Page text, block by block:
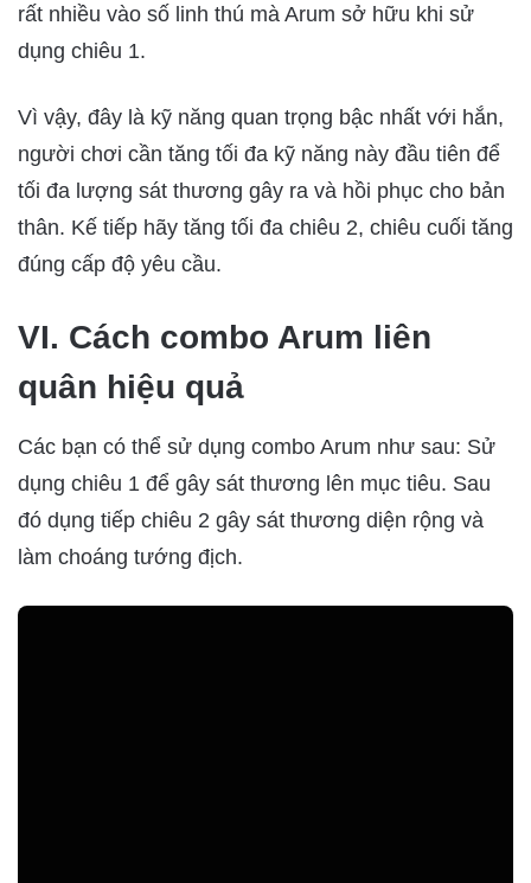
rất nhiều vào số linh thú mà Arum sở hữu khi sử
dụng chiêu 1.
Vì vậy, đây là kỹ năng quan trọng bậc nhất với hắn,
người chơi cần tăng tối đa kỹ năng này đầu tiên để
tối đa lượng sát thương gây ra và hồi phục cho bản
thân. Kế tiếp hãy tăng tối đa chiêu 2, chiêu cuối tăng
đúng cấp độ yêu cầu.
VI. Cách combo Arum liên
quân hiệu quả
Các bạn có thể sử dụng combo Arum như sau: Sử
dụng chiêu 1 để gây sát thương lên mục tiêu. Sau
đó dụng tiếp chiêu 2 gây sát thương diện rộng và
làm choáng tướng địch.